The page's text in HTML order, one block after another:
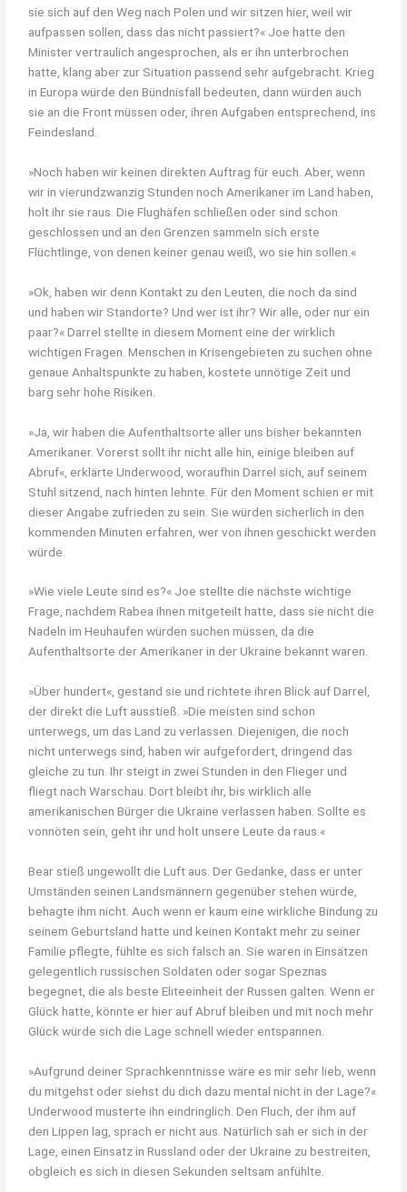
sie sich auf den Weg nach Polen und wir sitzen hier, weil wir
aufpassen sollen, dass das nicht passiert?« Joe hatte den
Minister vertraulich angesprochen, als er ihn unterbrochen
hatte, klang aber zur Situation passend sehr aufgebracht. Krieg
in Europa würde den Bündnisfall bedeuten, dann würden auch
sie an die Front müssen oder, ihren Aufgaben entsprechend, ins
Feindesland.
»Noch haben wir keinen direkten Auftrag für euch. Aber, wenn
wir in vierundzwanzig Stunden noch Amerikaner im Land haben,
holt ihr sie raus. Die Flughäfen schließen oder sind schon
geschlossen und an den Grenzen sammeln sich erste
Flüchtlinge, von denen keiner genau weiß, wo sie hin sollen.«
»Ok, haben wir denn Kontakt zu den Leuten, die noch da sind
und haben wir Standorte? Und wer ist ihr? Wir alle, oder nur ein
paar?« Darrel stellte in diesem Moment eine der wirklich
wichtigen Fragen. Menschen in Krisengebieten zu suchen ohne
genaue Anhaltspunkte zu haben, kostete unnötige Zeit und
barg sehr hohe Risiken.
»Ja, wir haben die Aufenthaltsorte aller uns bisher bekannten
Amerikaner. Vorerst sollt ihr nicht alle hin, einige bleiben auf
Abruf«, erklärte Underwood, woraufhin Darrel sich, auf seinem
Stuhl sitzend, nach hinten lehnte. Für den Moment schien er mit
dieser Angabe zufrieden zu sein. Sie würden sicherlich in den
kommenden Minuten erfahren, wer von ihnen geschickt werden
würde.
»Wie viele Leute sind es?« Joe stellte die nächste wichtige
Frage, nachdem Rabea ihnen mitgeteilt hatte, dass sie nicht die
Nadeln im Heuhaufen würden suchen müssen, da die
Aufenthaltsorte der Amerikaner in der Ukraine bekannt waren.
»Über hundert«, gestand sie und richtete ihren Blick auf Darrel,
der direkt die Luft ausstieß. »Die meisten sind schon
unterwegs, um das Land zu verlassen. Diejenigen, die noch
nicht unterwegs sind, haben wir aufgefordert, dringend das
gleiche zu tun. Ihr steigt in zwei Stunden in den Flieger und
fliegt nach Warschau. Dort bleibt ihr, bis wirklich alle
amerikanischen Bürger die Ukraine verlassen haben. Sollte es
vonnöten sein, geht ihr und holt unsere Leute da raus.«
Bear stieß ungewollt die Luft aus. Der Gedanke, dass er unter
Umständen seinen Landsmännern gegenüber stehen würde,
behagte ihm nicht. Auch wenn er kaum eine wirkliche Bindung zu
seinem Geburtsland hatte und keinen Kontakt mehr zu seiner
Familie pflegte, fühlte es sich falsch an. Sie waren in Einsätzen
gelegentlich russischen Soldaten oder sogar Speznas
begegnet, die als beste Eliteeinheit der Russen galten. Wenn er
Glück hatte, könnte er hier auf Abruf bleiben und mit noch mehr
Glück würde sich die Lage schnell wieder entspannen.
»Aufgrund deiner Sprachkenntnisse wäre es mir sehr lieb, wenn
du mitgehst oder siehst du dich dazu mental nicht in der Lage?«
Underwood musterte ihn eindringlich. Den Fluch, der ihm auf
den Lippen lag, sprach er nicht aus. Natürlich sah er sich in der
Lage, einen Einsatz in Russland oder der Ukraine zu bestreiten,
obgleich es sich in diesen Sekunden seltsam anfühlte.